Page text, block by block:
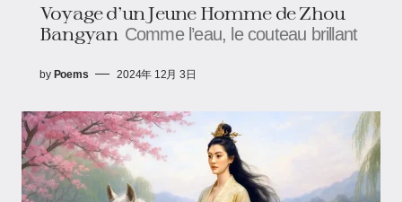
Voyage d'un Jeune Homme de Zhou
Bangyan Comme l’eau, le couteau brillant
by Poems 2024年 12月 3日